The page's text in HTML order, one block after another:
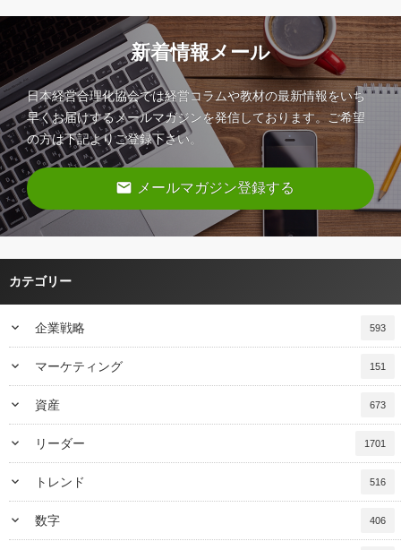
新着情報メール
日本経営合理化協会では経営コラムや教材の最新情報をいち
早くお届けするメールマガジンを発信しております。ご希望
の方は下記よりご登録下さい。
email メールマガジン登録する
カテゴリー
keyboard_arrow_down 企業戦略 593
keyboard_arrow_down マーケティング 151
keyboard_arrow_down 資産 673
keyboard_arrow_down リーダー 1701
keyboard_arrow_down トレンド 516
keyboard_arrow_down 数字 406